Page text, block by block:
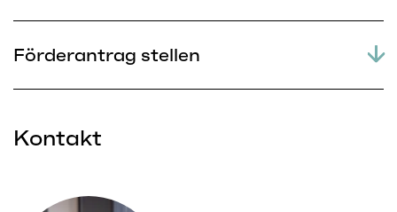
Förderantrag stellen
Kontakt